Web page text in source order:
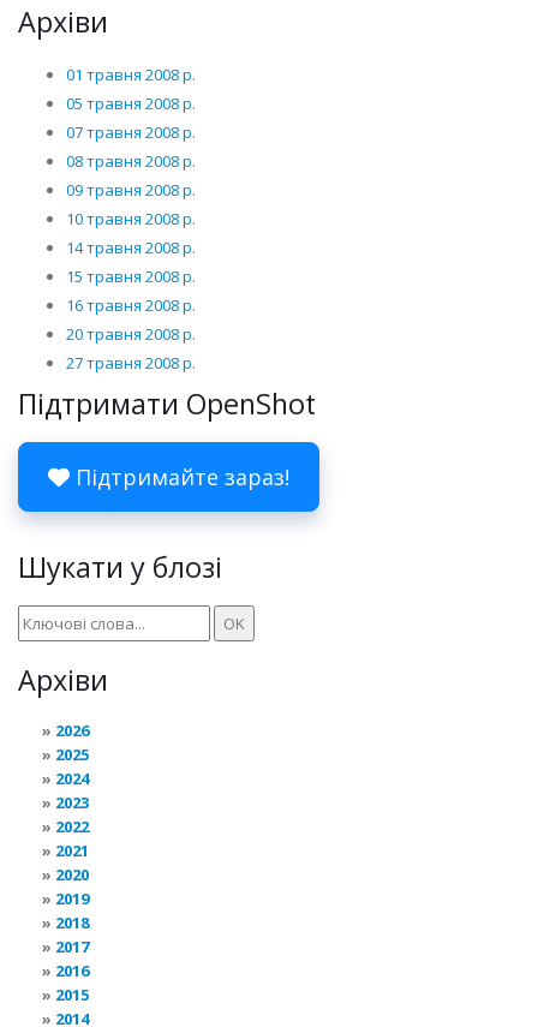
Архіви
01 травня 2008 р.
05 травня 2008 р.
07 травня 2008 р.
08 травня 2008 р.
09 травня 2008 р.
10 травня 2008 р.
14 травня 2008 р.
15 травня 2008 р.
16 травня 2008 р.
20 травня 2008 р.
27 травня 2008 р.
Підтримати OpenShot
Підтримайте зараз!
Шукати у блозі
Архіви
2026
2025
2024
2023
2022
2021
2020
2019
2018
2017
2016
2015
2014